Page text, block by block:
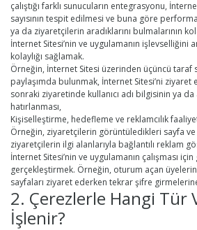
çalıştığı farklı sunucuların entegrasyonu,
sayısının tespit edilmesi ve buna göre
ya da ziyaretçilerin aradıklarını bulmalarının
İnternet Sitesi’nin ve uygulamanın işlevselliğini
kolaylığı sağlamak.
Örneğin, İnternet Sitesi üzerinden üçüncü taraf
paylaşımda bulunmak, İnternet Sitesi’ni
sonraki ziyaretinde kullanıcı adı bilgisinin ya da
hatırlanması,
Kişiselleştirme, hedefleme ve reklamcılık
Örneğin, ziyaretçilerin görüntüledikleri sayfa
ziyaretçilerin ilgi alanlarıyla bağlantılı reklam
İnternet Sitesi’nin ve uygulamanın çalışması
gerçekleştirmek. Örneğin, oturum açan üyelerin
sayfaları ziyaret ederken tekrar şifre
2. Çerezlerle Hangi Tür
İşlenir?